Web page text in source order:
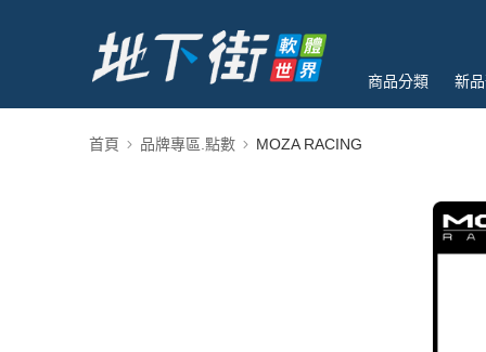
商品分類 新
首頁 品牌專區.點數 MOZA RACING